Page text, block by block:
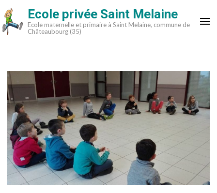
Aller
au
contenu
Ecole privée Saint Melaine
Ecole maternelle et primaire à Saint Melaine, commune de
Châteaubourg (35)